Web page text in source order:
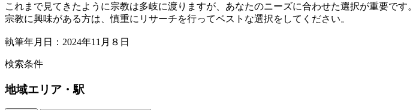
これまで見てきたように宗教は多岐に渡りますが、あなたのニーズに合わせた選択が重要です。
宗教に興味がある方は、慎重にリサーチを行ってベストな選択をしてください。
執筆年月日：2024年11月８日
検索条件
地域エリア・駅